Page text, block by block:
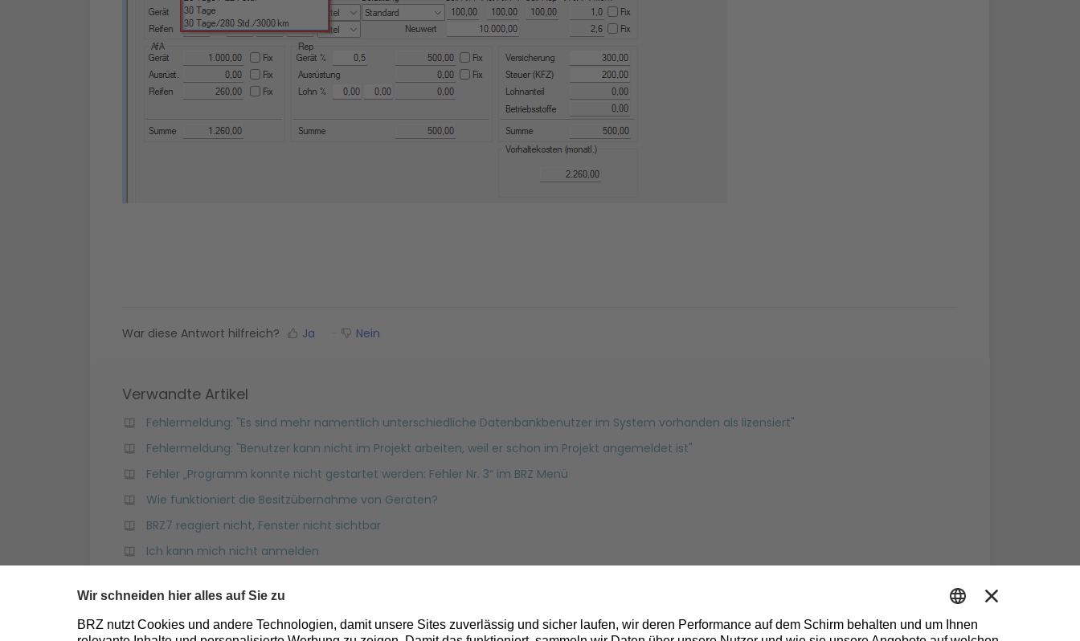
War diese Antwort hilfreich? Ja Nein
Verwandte Artikel
Fehlermeldung: "Es sind mehr namentlich unterschiedliche Datenbankbenutzer im System vorhanden als lizensiert"
Fehlermeldung: "Benutzer kann nicht im Projekt arbeiten, weil er schon im Projekt angemeldet ist"
Fehler „Programm konnte nicht gestartet werden: Fehler Nr. 3“ im BRZ Menü
Wie funktioniert die Besitzübernahme von Geräten?
BRZ7 reagiert nicht, Fenster nicht sichtbar
Ich kann mich nicht anmelden
Wie führe ich das BRZ-Client-Setup aus?
M365 Defender: Warum erhalte ich folgende Mail? Microsoft 365-Sicherheit: Sie haben Nachrichten in Quarantäne